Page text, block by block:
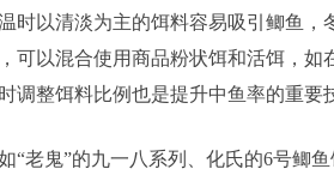
时以清淡为主的饵料容易吸引鲫鱼，
可以混合使用商品粉状饵和活饵，如
调整饵料比例也是提升中鱼率的重要
“老鬼”的九一八系列、化氏的6号鲫